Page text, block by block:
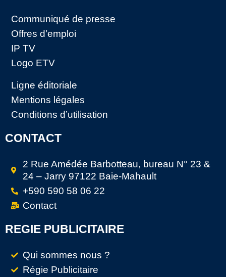
Communiqué de presse
Offres d’emploi
IP TV
Logo ETV
Ligne éditoriale
Mentions légales
Conditions d’utilisation
CONTACT
2 Rue Amédée Barbotteau, bureau N° 23 &
24 – Jarry 97122 Baie-Mahault
+590 590 58 06 22
Contact
REGIE PUBLICITAIRE
Qui sommes nous ?
Régie Publicitaire